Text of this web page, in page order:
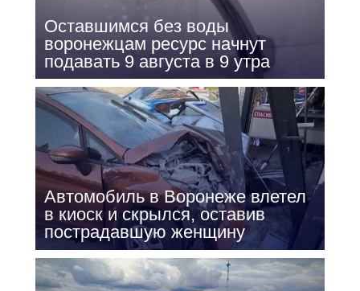
Оставшимся без воды
воронежцам ресурс начнут
подавать 9 августа в 9 утра
Автомобиль в Воронеже влетел
в киоск и скрылся, оставив
пострадавшую женщину